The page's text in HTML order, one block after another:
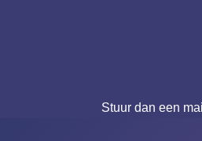
Stuur dan een